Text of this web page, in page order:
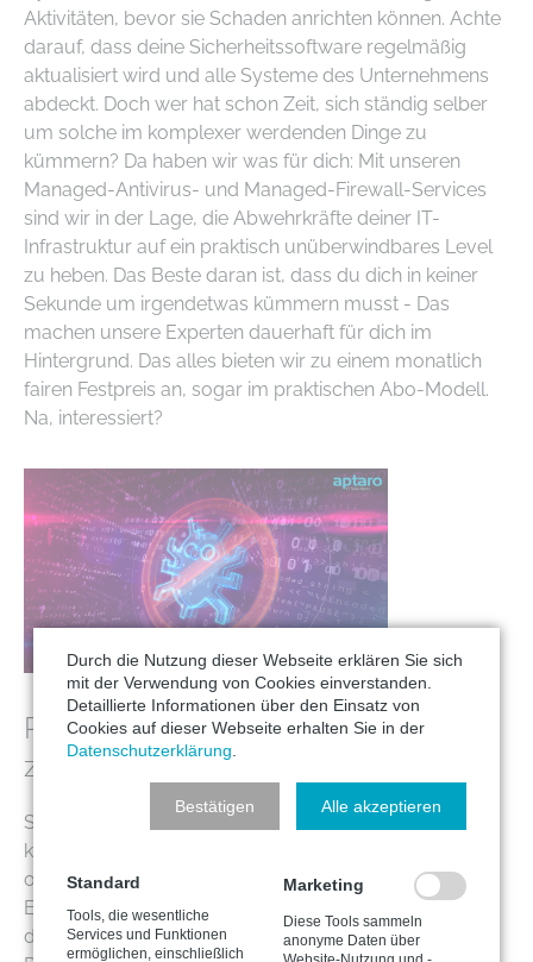
Aktivitäten, bevor sie Schaden anrichten können. Achte
darauf, dass deine Sicherheitssoftware regelmäßig
aktualisiert wird und alle Systeme des Unternehmens
abdeckt. Doch wer hat schon Zeit, sich ständig selber
um solche im komplexer werdenden Dinge zu
kümmern? Da haben wir was für dich: Mit unseren
Managed-Antivirus- und Managed-Firewall-Services
sind wir in der Lage, die Abwehrkräfte deiner IT-
Infrastruktur auf ein praktisch unüberwindbares Level
zu heben. Das Beste daran ist, dass du dich in keiner
Sekunde um irgendetwas kümmern musst - Das
machen unsere Experten dauerhaft für dich im
Hintergrund. Das alles bieten wir zu einem monatlich
fairen Festpreis an, sogar im praktischen Abo-Modell.
Na, interessiert?
Reaktion im Ernstfall: Lösegeld
zahlen oder nicht?
Sollte es dennoch zu einem Ransomware-Angriff
kommen, stehst du vor der schwierigen Entscheidung,
ob du das geforderte Lösegeld zahlst oder nicht.
Experten und Behörden raten in der Regel davon ab,
da selbst eine Zahlung keine Garantie bietet, dass die
Durch die Nutzung dieser Webseite erklären Sie sich
mit der Verwendung von Cookies einverstanden.
Detaillierte Informationen über den Einsatz von
Cookies auf dieser Webseite erhalten Sie in der
Datenschutzerklärung
Bestätigen Alle akzeptieren
Standard
Tools, die wesentliche
Services und Funktionen
ermöglichen, einschließlich
Marketing
Diese Tools sammeln
anonyme Daten über